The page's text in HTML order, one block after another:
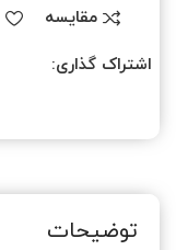
مقایسه
اشتراک گذاری:
توضیحات